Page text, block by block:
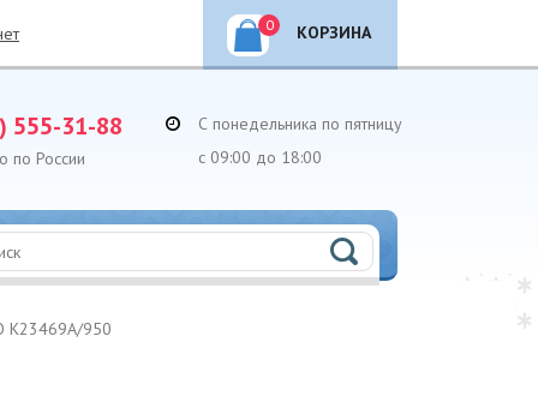
КОРЗИНА
0
555-31-88
по России
С понедельника по пятницу
с 09:00 до 18:00
K23469A/950